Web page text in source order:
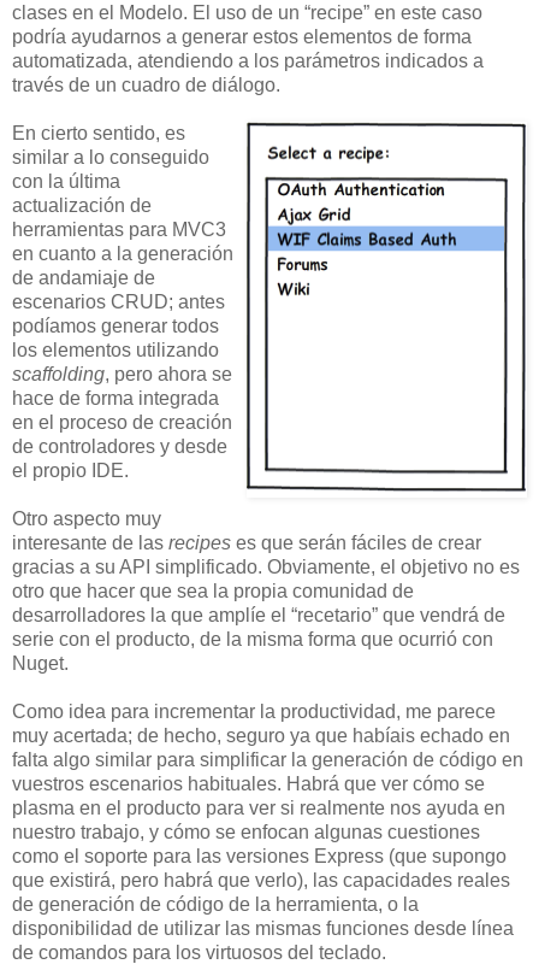
clases en el Modelo. El uso de un “recipe” en este caso
podría ayudarnos a generar estos elementos de forma
automatizada, atendiendo a los parámetros indicados a
través de un cuadro de diálogo.
En cierto sentido, es
similar a lo conseguido
con la última
actualización de
herramientas para MVC3
en cuanto a la generación
de andamiaje de
escenarios CRUD; antes
podíamos generar todos
los elementos utilizando
scaffolding, pero ahora se
hace de forma integrada
en el proceso de creación
de controladores y desde
el propio IDE.
Otro aspecto muy
interesante de las recipes es que serán fáciles de crear
gracias a su API simplificado. Obviamente, el objetivo no es
otro que hacer que sea la propia comunidad de
desarrolladores la que amplíe el “recetario” que vendrá de
serie con el producto, de la misma forma que ocurrió con
Nuget.
Como idea para incrementar la productividad, me parece
muy acertada; de hecho, seguro ya que habíais echado en
falta algo similar para simplificar la generación de código en
vuestros escenarios habituales. Habrá que ver cómo se
plasma en el producto para ver si realmente nos ayuda en
nuestro trabajo, y cómo se enfocan algunas cuestiones
como el soporte para las versiones Express (que supongo
que existirá, pero habrá que verlo), las capacidades reales
de generación de código de la herramienta, o la
disponibilidad de utilizar las mismas funciones desde línea
de comandos para los virtuosos del teclado.